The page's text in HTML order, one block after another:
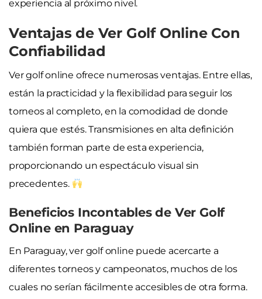
experiencia al próximo nivel.
Ventajas de Ver Golf Online Con
Confiabilidad
Ver golf online ofrece numerosas ventajas. Entre ellas,
están la practicidad y la flexibilidad para seguir los
torneos al completo, en la comodidad de donde
quiera que estés. Transmisiones en alta definición
también forman parte de esta experiencia,
proporcionando un espectáculo visual sin
precedentes.
Beneficios Incontables de Ver Golf
Online en Paraguay
En Paraguay, ver golf online puede acercarte a
diferentes torneos y campeonatos, muchos de los
cuales no serían fácilmente accesibles de otra forma.